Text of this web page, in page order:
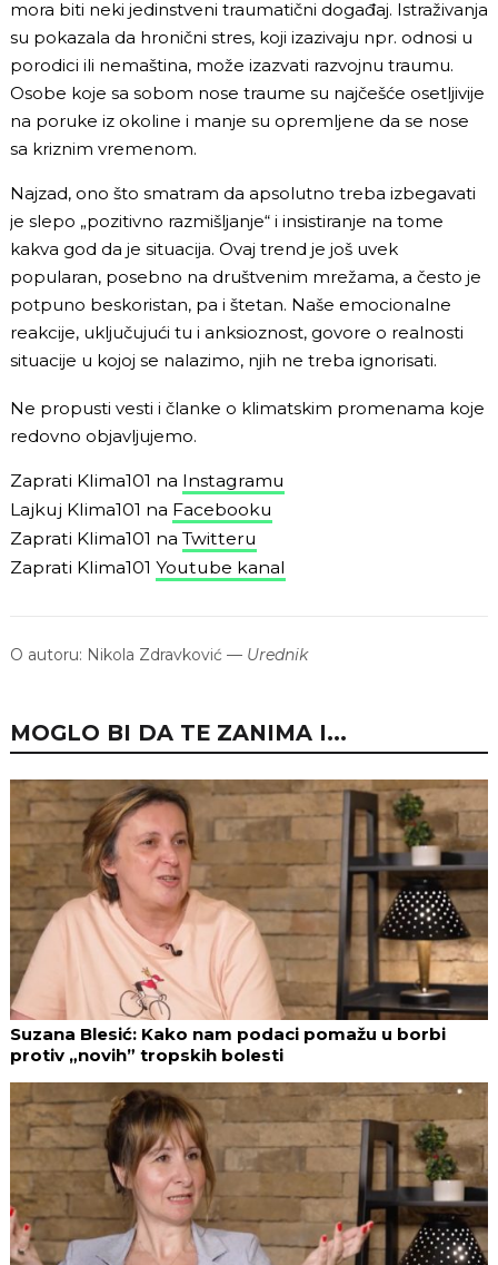
mora biti neki jedinstveni traumatični događaj. Istraživanja
su pokazala da hronični stres, koji izazivaju npr. odnosi u
porodici ili nemaština, može izazvati razvojnu traumu.
Osobe koje sa sobom nose traume su najčešće osetljivije
na poruke iz okoline i manje su opremljene da se nose
sa kriznim vremenom.
Najzad, ono što smatram da apsolutno treba izbegavati
je slepo „pozitivno razmišljanje“ i insistiranje na tome
kakva god da je situacija. Ovaj trend je još uvek
popularan, posebno na društvenim mrežama, a često je
potpuno beskoristan, pa i štetan. Naše emocionalne
reakcije, uključujući tu i anksioznost, govore o realnosti
situacije u kojoj se nalazimo, njih ne treba ignorisati.
Ne propusti vesti i članke o klimatskim promenama koje
redovno objavljujemo.
Zaprati Klima101 na Instagramu
Lajkuj Klima101 na Facebooku
Zaprati Klima101 na Twitteru
Zaprati Klima101 Youtube kanal
O autoru: Nikola Zdravković — Urednik
MOGLO BI DA TE ZANIMA I...
Suzana Blesić: Kako nam podaci pomažu u borbi
protiv „novih” tropskih bolesti